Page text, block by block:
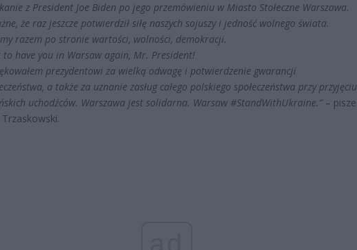
z President Joe Biden po jego przemówieniu w Miasto Stołeczne Warszawa.
że raz jeszcze potwierdził siłę naszych sojuszy i jedność wolnego świata.
razem po stronie wartości, wolności, demokracji.
to have you in Warsaw again, Mr. President!
prezydentowi za wielką odwagę i potwierdzenie gwarancji
a także za uznanie zasług całego polskiego społeczeństwa przy przyjęciu
uchodźców. Warszawa jest solidarna. Warsaw #StandWithUkraine.”– pisze
Trzaskowski.